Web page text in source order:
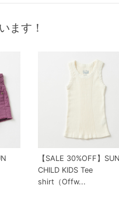
ます！
【SALE 30%OFF】SUN
CHILD KIDS Tee
shirt（Offw...